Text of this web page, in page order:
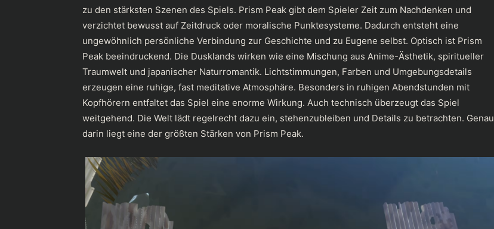
zu den stärksten Szenen des Spiels. Prism Peak gibt dem Spieler Zeit zum Nachdenken und
verzichtet bewusst auf Zeitdruck oder moralische Punktesysteme. Dadurch entsteht eine
ungewöhnlich persönliche Verbindung zur Geschichte und zu Eugene selbst. Optisch ist Prism
Peak beeindruckend. Die Dusklands wirken wie eine Mischung aus Anime-Ästhetik, spiritueller
Traumwelt und japanischer Naturromantik. Lichtstimmungen, Farben und Umgebungsdetails
erzeugen eine ruhige, fast meditative Atmosphäre. Besonders in ruhigen Abendstunden mit
Kopfhörern entfaltet das Spiel eine enorme Wirkung. Auch technisch überzeugt das Spiel
weitgehend. Die Welt lädt regelrecht dazu ein, stehenzubleiben und Details zu betrachten. Genau
darin liegt eine der größten Stärken von Prism Peak.